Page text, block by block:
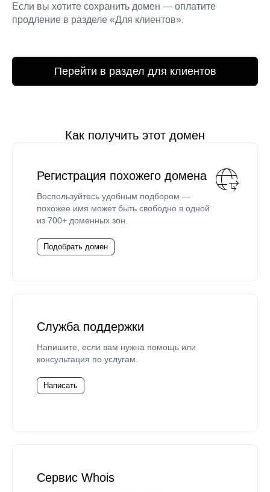
Если вы хотите сохранить домен — оплатите
продление в разделе «Для клиентов».
Перейти в раздел для клиентов
Как получить этот домен
Регистрация похожего домена
Воспользуйтесь удобным подбором —
похожее имя может быть свободно в одной
из 700+ доменных зон.
Подобрать домен
Служба поддержки
Напишите, если вам нужна помощь или
консультация по услугам.
Написать
Сервис Whois